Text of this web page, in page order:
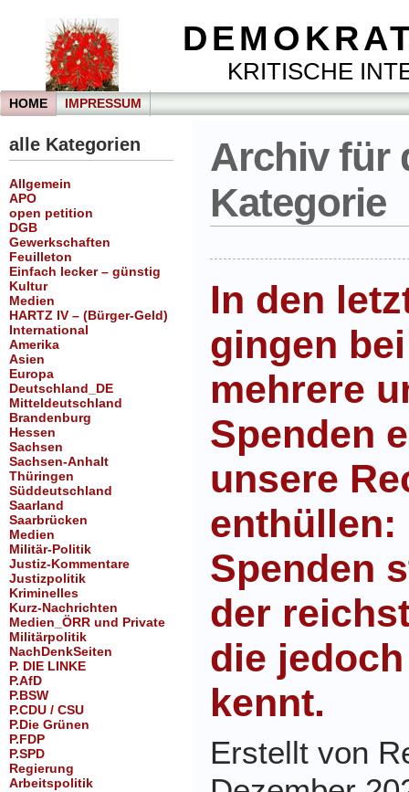
KRITISCHE
HOME IMPRESSUM
alle Kategorien
Allgemein
APO
open petition
DGB
Gewerkschaften
Feuilleton
Einfach lecker – günstig
Kultur
Medien
HARTZ IV – (Bürger-Geld)
International
Amerika
Asien
Europa
Deutschland_DE
Mitteldeutschland
Brandenburg
Hessen
Sachsen
Sachsen-Anhalt
Thüringen
Süddeutschland
Saarland
Saarbrücken
Medien
Militär-Politik
Justiz-Kommentare
Justizpolitik
Kriminelles
Kurz-Nachrichten
Medien_ÖRR und Private
Militärpolitik
NachDenkSeiten
P. DIE LINKE
P.AfD
P.BSW
P.CDU / CSU
P.Die Grünen
P.FDP
P.SPD
Regierung
Arbeitspolitik
Archiv für
Kategorie
In den
gingen
mehrere
Spenden
unsere
enthüllen:
Spenden
der
die
kennt.
Erstellt von